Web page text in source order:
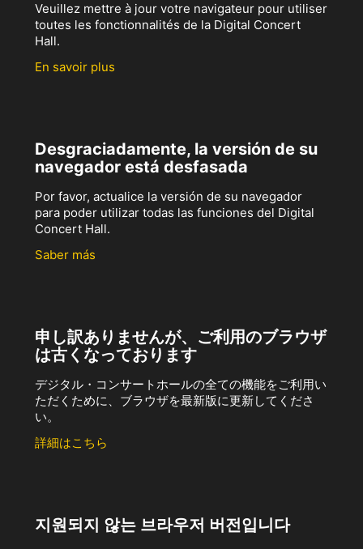
Veuillez mettre à jour votre navigateur pour utiliser
toutes les fonctionnalités de la Digital Concert
Hall.
En savoir plus
Desgraciadamente, la versión de su
navegador está desfasada
Por favor, actualice la versión de su navegador
para poder utilizar todas las funciones del Digital
Concert Hall.
Saber más
申し訳ありませんが、ご利用のブラウザ
は古くなっております
デジタル・コンサートホールの全ての機能をご利用い
ただくために、ブラウザを最新版に更新してくださ
い。
詳細はこちら
지원되지 않는 브라우저 버전입니다